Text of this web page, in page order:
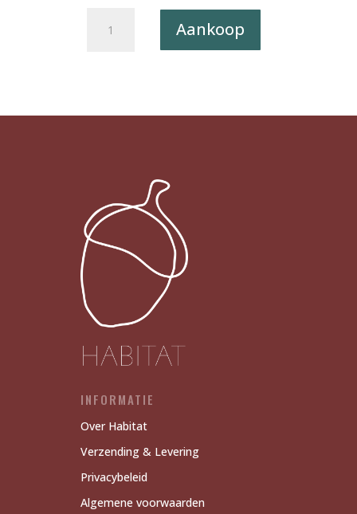
Deventer
Aankoop
INFORMATIE
Over Habitat
Verzending & Levering
Privacybeleid
Algemene voorwaarden